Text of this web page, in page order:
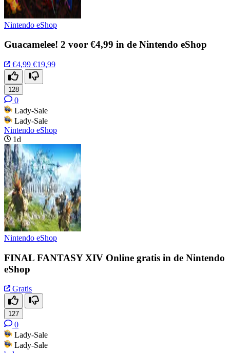
Nintendo eShop
Guacamelee! 2 voor €4,99 in de Nintendo eShop
€4,99 €19,99
128
0
Lady-Sale
Lady-Sale
Nintendo eShop
1d
Nintendo eShop
FINAL FANTASY XIV Online gratis in de Nintendo
eShop
Gratis
127
0
Lady-Sale
Lady-Sale